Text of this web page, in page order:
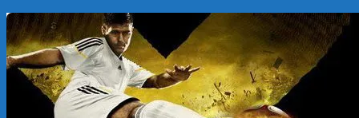
Перейти
к
содержимому